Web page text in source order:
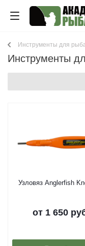
Инструменты для
Инструменты
Узловяз Anglerfish
от 1 650